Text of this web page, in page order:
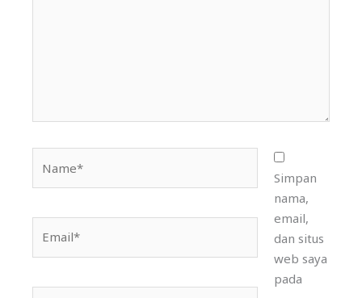
Simpan
nama,
email,
dan situs
web saya
pada